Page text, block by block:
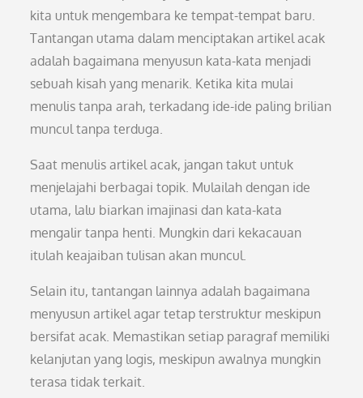
kita untuk mengembara ke tempat-tempat baru.
Tantangan utama dalam menciptakan artikel acak
adalah bagaimana menyusun kata-kata menjadi
sebuah kisah yang menarik. Ketika kita mulai
menulis tanpa arah, terkadang ide-ide paling brilian
muncul tanpa terduga.
Saat menulis artikel acak, jangan takut untuk
menjelajahi berbagai topik. Mulailah dengan ide
utama, lalu biarkan imajinasi dan kata-kata
mengalir tanpa henti. Mungkin dari kekacauan
itulah keajaiban tulisan akan muncul.
Selain itu, tantangan lainnya adalah bagaimana
menyusun artikel agar tetap terstruktur meskipun
bersifat acak. Memastikan setiap paragraf memiliki
kelanjutan yang logis, meskipun awalnya mungkin
terasa tidak terkait.